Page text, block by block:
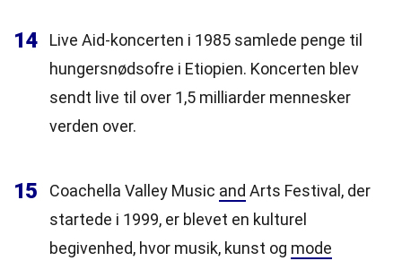
14
Live Aid-koncerten i 1985 samlede penge til
hungersnødsofre i Etiopien. Koncerten blev
sendt live til over 1,5 milliarder mennesker
verden over.
15 Coachella Valley Music and Arts Festival, der
startede i 1999, er blevet en kulturel
begivenhed, hvor musik, kunst og mode